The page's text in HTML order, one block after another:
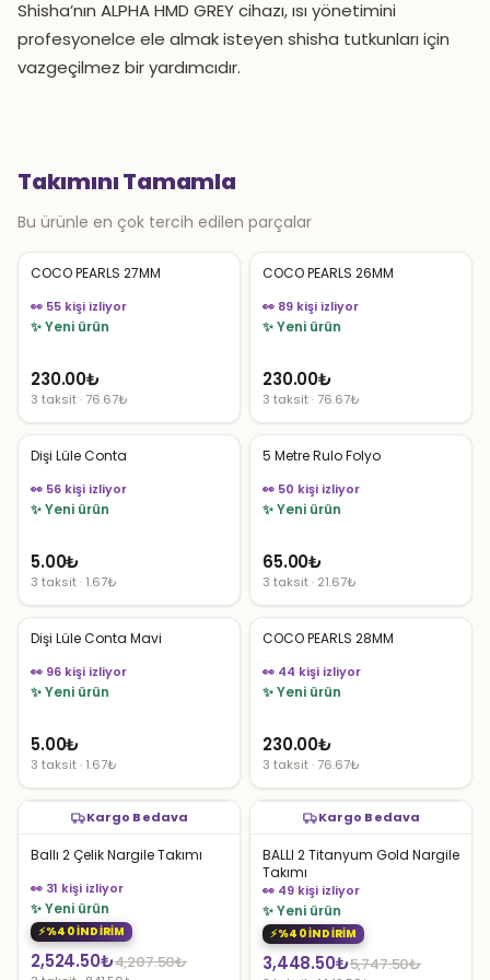
Shisha’nın ALPHA HMD GREY cihazı, ısı yönetimini
profesyonelce ele almak isteyen shisha tutkunları için
vazgeçilmez bir yardımcıdır.
Takımını Tamamla
Bu ürünle en çok tercih edilen parçalar
COCO PEARLS 27MM
👀 55 kişi izliyor
✨ Yeni ürün
230.00₺
3 taksit · 76.67₺
COCO PEARLS 26MM
👀 89 kişi izliyor
✨ Yeni ürün
230.00₺
3 taksit · 76.67₺
Dişi Lüle Conta
👀 56 kişi izliyor
✨ Yeni ürün
5.00₺
3 taksit · 1.67₺
5 Metre Rulo Folyo
👀 50 kişi izliyor
✨ Yeni ürün
65.00₺
3 taksit · 21.67₺
Dişi Lüle Conta Mavi
👀 96 kişi izliyor
✨ Yeni ürün
5.00₺
3 taksit · 1.67₺
COCO PEARLS 28MM
👀 44 kişi izliyor
✨ Yeni ürün
230.00₺
3 taksit · 76.67₺
Kargo Bedava
Ballı 2 Çelik Nargile Takımı
👀 31 kişi izliyor
✨ Yeni ürün
%40 İNDİRİM
4,207.50₺
Orijinal
2,524.50₺
Şu
Kargo Bedava
BALLI 2 Titanyum Gold Nargile
Takımı
👀 49 kişi izliyor
✨ Yeni ürün
%40 İNDİRİM
5,747.50₺
Orijinal
3,448.50₺
Şu